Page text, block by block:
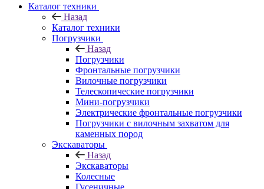
Каталог техники
Назад
Каталог техники
Погрузчики
Назад
Погрузчики
Фронтальные погрузчики
Вилочные погрузчики
Телескопические погрузчики
Мини-погрузчики
Электрические фронтальные погрузчики
Погрузчики с вилочным захватом для
каменных пород
Экскаваторы
Назад
Экскаваторы
Колесные
Гусеничные